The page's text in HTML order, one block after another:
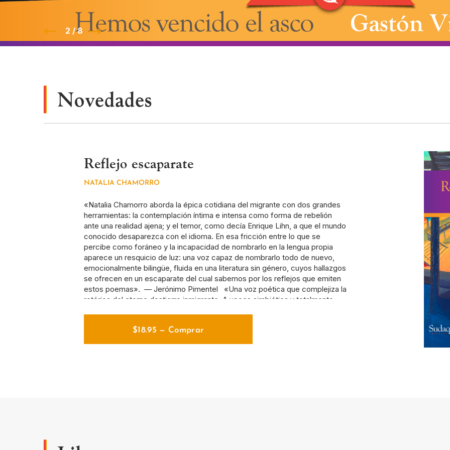
2 / 8
Novedades
Reflejo escaparate
NATALIA CHAMORRO
«Natalia Chamorro aborda la épica cotidiana del migrante con dos grandes
herramientas: la contemplación íntima e intensa como forma de rebelión
ante una realidad ajena; y el temor, como decía Enrique Lihn, a que el mundo
conocido desaparezca con el idioma. En esa fricción entre lo que se
percibe como foráneo y la incapacidad de nombrarlo en la lengua propia
aparece un resquicio de luz: una voz capaz de nombrarlo todo de nuevo,
emocionalmente bilingüe, fluida en una literatura sin género, cuyos hallazgos
se ofrecen en un escaparate del cual sabemos por los reflejos que emiten
estos poemas». — Jerónimo Pimentel «Una voz poética que complejiza la
retórica del eterno destierro inmigrante. A veces simbiótica y totalmente
mismos constructos que la hacen cuestionar su identidad limeña, permeen
la compleja vitalidad de su experiencia de vida urbana en Nueva York». —
$18.95 — Comprar